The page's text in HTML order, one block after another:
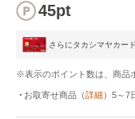
45pt
さらにタカシマヤカー
※表示のポイント数は、商品
お取寄せ商品 （詳細） 5～7